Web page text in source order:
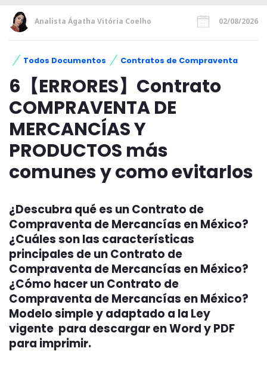
Analista Ágatha Vitória Coelho 02/08/2026
Todos Documentos Contratos de Compraventa
6【ERRORES】Contrato
COMPRAVENTA DE
MERCANCÍAS Y
PRODUCTOS más
comunes y como evitarlos
¿Descubra qué es un Contrato de
Compraventa de Mercancías en México?
¿Cuáles son las características
principales de un Contrato de
Compraventa de Mercancías en México?
¿Cómo hacer un Contrato de
Compraventa de Mercancías en México?
Modelo simple y adaptado a la Ley
vigente para descargar en Word y PDF
para imprimir.